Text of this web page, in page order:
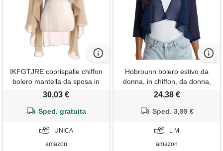
IKFGTJRE coprispalle chiffon
bolero mantella da sposa in
chiffon donna, bolero,
30,03 €
Sped. gratuita
UNICA
amazon
Hobrounn bolero estivo da
donna, in chiffon, da donna,
corto, elegante, a spalla,
24,38 €
Sped. 3,99 €
L M
amazon